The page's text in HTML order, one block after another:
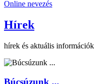
Online nevezés
Hírek
hírek és aktuális információk
Búcsúzunk ...